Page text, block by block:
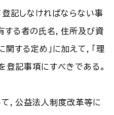
記しなければならない事
する者の氏名，住所及び資
する定め」に加えて，「理
登記事項にすべきである。
，公益法人制度改革等に